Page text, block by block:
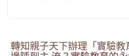
轉知親子天下辦理「實驗